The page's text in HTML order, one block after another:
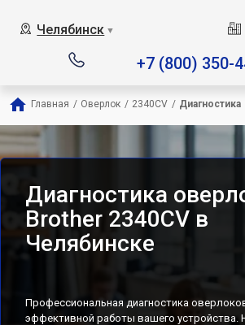
Челябинск ▼
+7 (800) 350-
Главная / Оверлок / 2340CV / Диагностика
Диагностика
Brother 2340CV в
Челябинске
Профессиональная диагностика
эффективной работы вашего устройства.